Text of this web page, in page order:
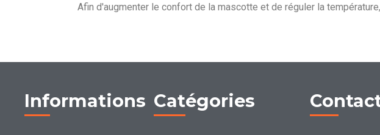
Afin d'augmenter le confort de la mascotte et de réguler la
Informations Catégories